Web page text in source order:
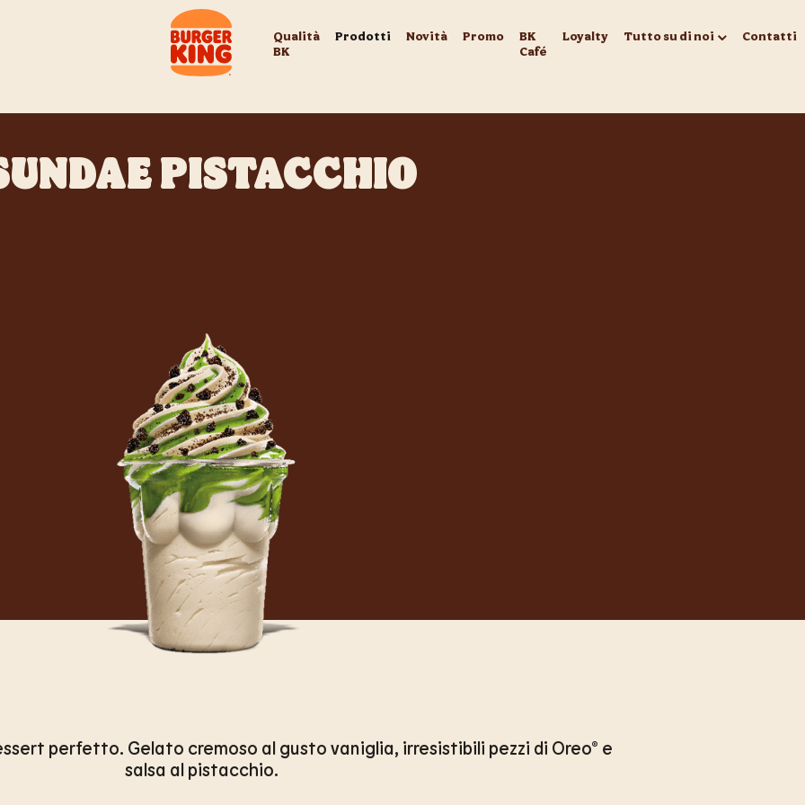
Qualità
BK
Prodotti Novità Promo
BK
Café
Loyalty Tutto su di noi Contatti
PISTACCHIO
perfetto. Gelato cremoso al gusto vaniglia, irresistibili pezzi di Oreo® e
salsa al pistacchio.